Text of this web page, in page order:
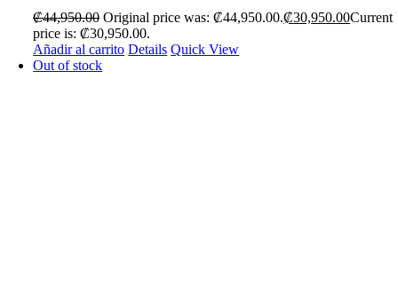
₡44,950.00 Original price was: ₡44,950.00.₡30,950.00Current
price is: ₡30,950.00.
Añadir al carrito Details Quick View
Out of stock